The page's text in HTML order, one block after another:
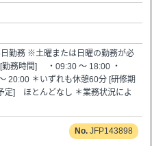
務 ※土曜または日曜の勤務が必
務時間] ・09:30 ～ 18:00 ・
20:00 ＊いずれも休憩60分 [研修期
定] ほとんどなし ＊業務状況によ
JFP143898